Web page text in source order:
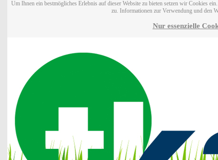
Um Ihnen ein bestmögliches Erlebnis auf dieser Website zu bieten setzen wir Cookies
zu. Informationen zur Verwendung und den
Nur essenzielle